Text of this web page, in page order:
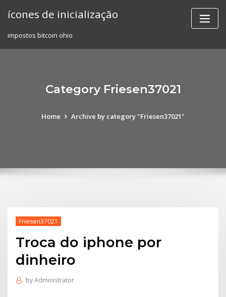
ícones de inicialização
impostos bitcoin ohio
Category Friesen37021
Home Archive by category "Friesen37021"
Friesen37021
Troca do iphone por
dinheiro
byAdministrator